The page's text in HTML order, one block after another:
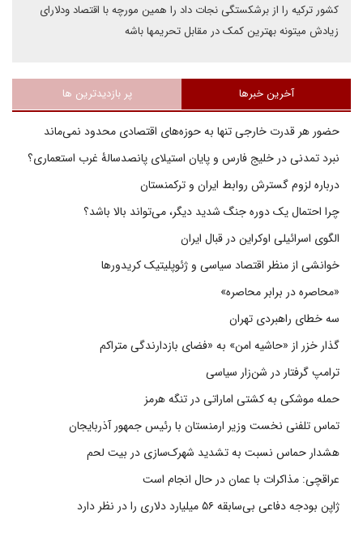
کشور ترکیه را از برشکستگی نجات داد را همین مورچه با اقتصاد ودلارای
زیادش میتونه بهترین کمک در مقابل تحریمها باشه
آخرین خبرها پر بازدیدترین ها
حضور هر قدرت خارجی تنها به حوزه‌های اقتصادی محدود نمی‌ماند
نبرد تمدنی در خلیج فارس و پایان استیلای پانصدسالۀ غرب استعماری؟
درباره لزوم گسترش روابط ایران و ترکمنستان
چرا احتمال یک دوره جنگ شدید دیگر، می‌تواند بالا باشد؟
الگوی اسرائیلی اوکراین در قبال ایران
خوانشی از منظر اقتصاد سیاسی و ژئوپلیتیک کریدورها
«محاصره در برابر محاصره»
سه خطای راهبردی تهران
گذار خزر از «حاشیه امن» به «فضای بازدارندگی متراکم
ترامپ گرفتار در شن‌زار سیاسی
حمله موشکی به کشتی اماراتی در تنگه هرمز
تماس تلفنی نخست وزیر ارمنستان با رئیس جمهور آذربایجان
هشدار حماس نسبت به تشدید شهرک‌سازی در بیت‌ لحم
عراقچی: مذاکرات با عمان در حال انجام است
ژاپن بودجه دفاعی بی‌سابقه ۵۶ میلیارد دلاری را در نظر دارد